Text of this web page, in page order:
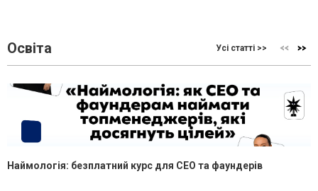
Освіта Усі статті >>
Наймологія: безплатний курс для CEO та фаундерів